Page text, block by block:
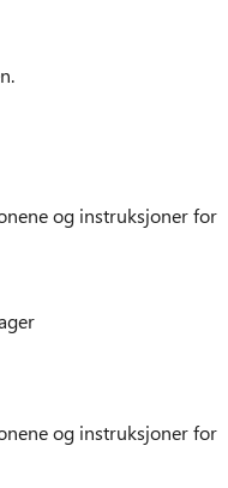
og instruksjoner for
og instruksjoner for